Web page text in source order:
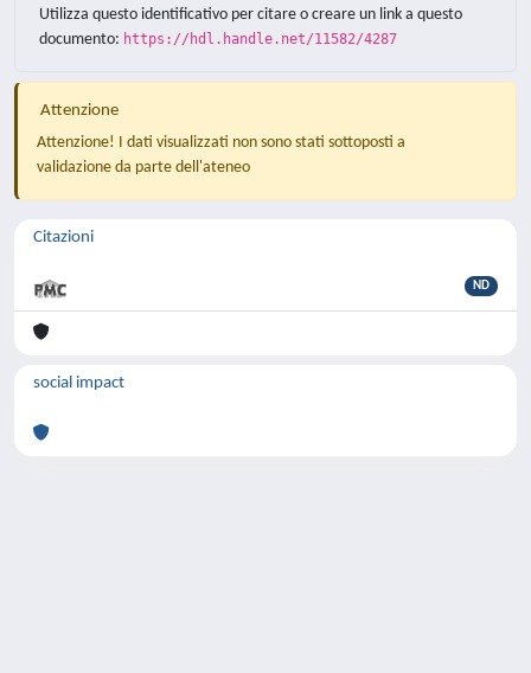
Utilizza questo identificativo per citare o creare un link a questo
documento: https://hdl.handle.net/11582/4287
Attenzione
Attenzione! I dati visualizzati non sono stati sottoposti a
validazione da parte dell'ateneo
Citazioni
ND
social impact